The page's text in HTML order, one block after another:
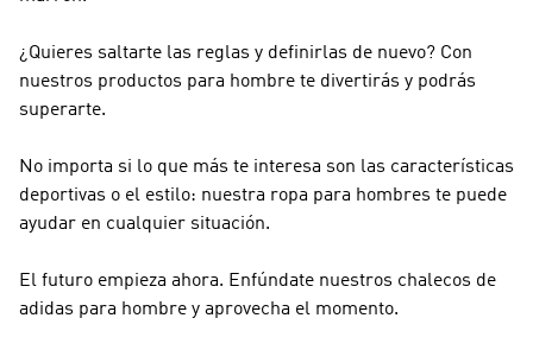
¿Quieres saltarte las reglas y definirlas de nuevo? Con
nuestros productos para hombre te divertirás y podrás
superarte.
No importa si lo que más te interesa son las características
deportivas o el estilo: nuestra ropa para hombres te puede
ayudar en cualquier situación.
El futuro empieza ahora. Enfúndate nuestros chalecos de
adidas para hombre y aprovecha el momento.